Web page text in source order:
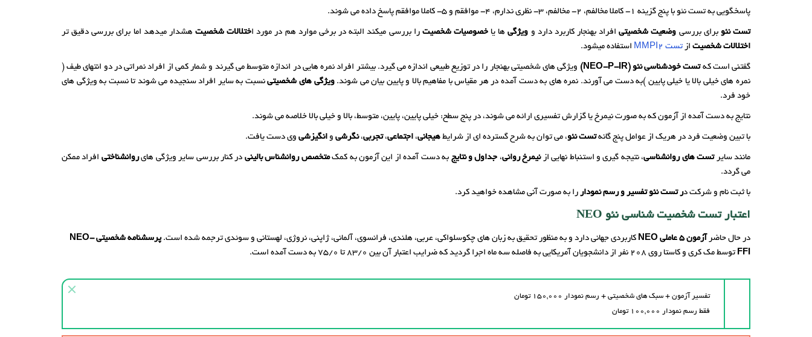
پاسخگویی به تست نئو با پنج گزینه 1- کاملا مخالفم، 2- مخالفم، 3- نظری ندارم، 4- موافقم و 5- کاملا موافقم پاسخ داده می شوند.
تست نئوبرای بررسی وضعیت شخصیتیافراد بهنجار کاربرد دارد و ویژگیها یاخصوصیات شخصیت را بررسی میکند البته در برخی موارد هم در مورد اختلالات شخصیتهشدار میدهد اما برای بررسی دقیق تر
اختلالات شخصیت از تست MMPI2 استفاده میشود.
گفتنی است کهتست خودشناسی نئو (NEO-P-IR)
ویژگی های شخصیتی بهنجار را در توزیع طبیعی اندازه می گیرد. بیشتر افراد نمره هایی در اندازه متوسط می گیرند و شمار کمی از افراد نمراتی در دو انتهای طیف (
نمره های خیلی بالا یا خیلی پایین )به دست می آورند. نمره های به دست آمده در هر مقیاس با مفاهیم بالا و پایین بیان می شوند.ویژگی های شخصیتینسبت به سایر افراد سنجیده می شوند تا نسبت به ویژگی های
خود فرد.
نتایج به دست آمده از آزمون که به صورت نیمرخ یا گزارش تفسیری ارائه می شوند، در پنج سطح: خیلی پایین، پایین، متوسط، بالا و خیلی بالا خلاصه می شوند.
با تبین وضعیت فرد در هریک از عوامل پنج گانهتست نئو، می توان به شرح گسترده ای از شرایط هیجانی، اجتماعی،تجربی،نگرشی و انگیزشی وی دست یافت.
مانند سایرتست های روانشناسی، نتیجه گیری و استنباط نهایی ازنیمرخ روانی، جداول و نتایج به دست آمده از این آزمون به کمکمتخصص روانشناس بالینی در کنار بررسی سایر ویژگی هایروانشناختی افراد ممکن
می گردد.
با ثبت نام و شرکت در تست نئو تفسیر و رسم نمودار را به صورت آنی مشاهده خواهید کرد.
اعتبار تست شخصیت شناسی نئو NEO
در حال حاضر آزمون 5 عاملی NEO کاربردی جهانی دارد و به منظور تحقیق به زبان های چکوسلواکی، عربی،‌ هلندی، فرانسوی، آلمانی، ژاپنی، نروژی، لهستانی و سوئدی ترجمه شده است. پرسشنامه شخصیتی NEO-
FFI توسط مک کری و کاستا روی 208 نفر از دانشجویان آمریکایی به فاصله سه ماه اجرا گردید که ضرایب اعتبار آن بین 83/0 تا 75/0 به دست آمده است.
تفسیر آزمون + سبک های شخصیتی + رسم نمودار ۱۵۰,۰۰۰ تومان
فقط رسم نمودار ۱۰۰,۰۰۰ تومان